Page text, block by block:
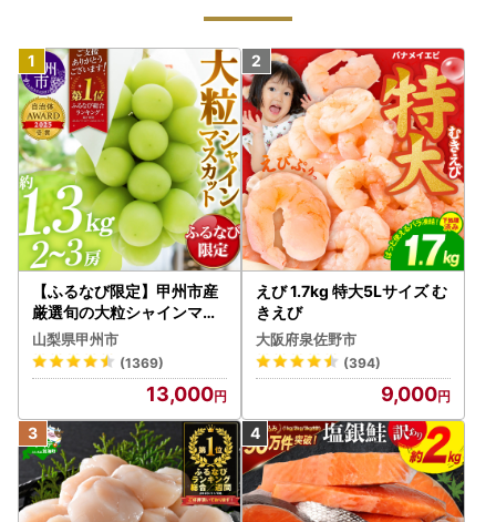
【ふるなび限定】甲州市産
厳選旬の大粒シャインマス
カット 約1.3kg 2～3房【2
026年発送】（MG）B12-
472 FN-Limited-VO シャ
インマスカット フルーツ
山梨県甲州市
(1369)
13,000
えび 1.7kg 特大5Lサイズ む
きえび
大阪府泉佐野市
(394)
9,000